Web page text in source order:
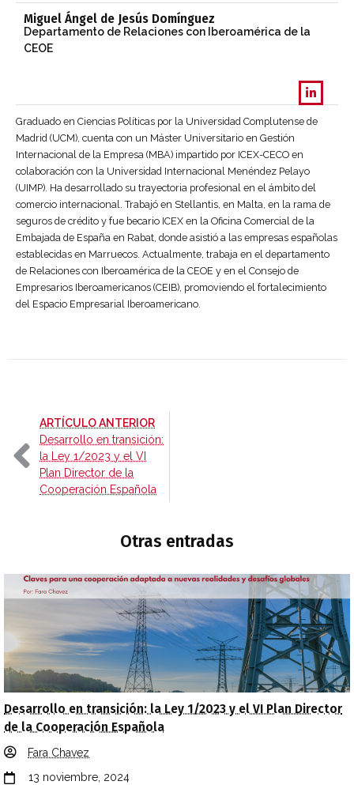
Miguel Ángel de Jesús Domínguez
Departamento de Relaciones con Iberoamérica de la
CEOE
Graduado en Ciencias Políticas por la Universidad Complutense de
Madrid (UCM), cuenta con un Máster Universitario en Gestión
Internacional de la Empresa (MBA) impartido por ICEX-CECO en
colaboración con la Universidad Internacional Menéndez Pelayo
(UIMP). Ha desarrollado su trayectoria profesional en el ámbito del
comercio internacional. Trabajó en Stellantis, en Malta, en la rama de
seguros de crédito y fue becario ICEX en la Oficina Comercial de la
Embajada de España en Rabat, donde asistió a las empresas españolas
establecidas en Marruecos. Actualmente, trabaja en el departamento
de Relaciones con Iberoamérica de la CEOE y en el Consejo de
Empresarios Iberoamericanos (CEIB), promoviendo el fortalecimiento
del Espacio Empresarial Iberoamericano.
ARTÍCULO ANTERIOR-
Desarrollo en transición:
la Ley 1/2023 y el VI
Plan Director de la
Cooperación Española
Otras entradas
Desarrollo en transición: la Ley 1/2023 y el VI Plan Director
de la Cooperación Española
Fara Chavez
13 noviembre, 2024